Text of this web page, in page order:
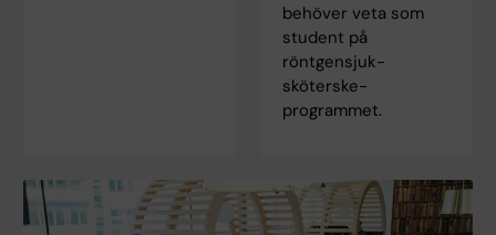
behöver veta som
student på
röntgensjuk­
sköterske­
programmet.